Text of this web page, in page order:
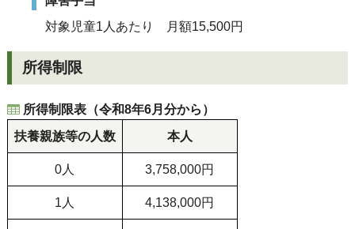
対象児童1人あたり 月額15,500円
所得制限
所得制限表（令和8年6月分から）
扶養親族等の人数
本人
0人 3,758,000円
1人 4,138,000円